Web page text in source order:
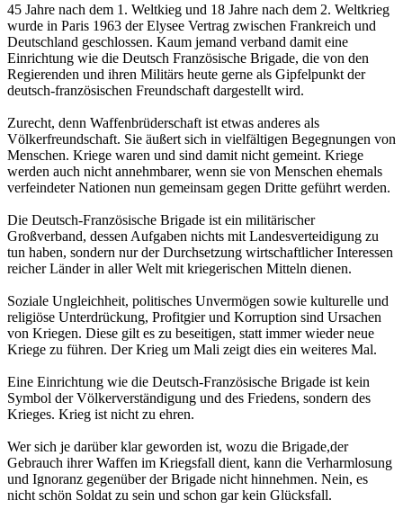
45 Jahre nach dem 1. Weltkieg und 18 Jahre nach dem 2. Weltkrieg
wurde in Paris 1963 der Elysee Vertrag zwischen Frankreich und
Deutschland geschlossen. Kaum jemand verband damit eine
Einrichtung wie die Deutsch Französische Brigade, die von den
Regierenden und ihren Militärs heute gerne als Gipfelpunkt der
deutsch-französischen Freundschaft dargestellt wird.
Zurecht, denn Waffenbrüderschaft ist etwas anderes als
Völkerfreundschaft. Sie äußert sich in vielfältigen Begegnungen von
Menschen. Kriege waren und sind damit nicht gemeint. Kriege
werden auch nicht annehmbarer, wenn sie von Menschen ehemals
verfeindeter Nationen nun gemeinsam gegen Dritte geführt werden.
Die Deutsch-Französische Brigade ist ein militärischer
Großverband, dessen Aufgaben nichts mit Landesverteidigung zu
tun haben, sondern nur der Durchsetzung wirtschaftlicher Interessen
reicher Länder in aller Welt mit kriegerischen Mitteln dienen.
Soziale Ungleichheit, politisches Unvermögen sowie kulturelle und
religiöse Unterdrückung, Profitgier und Korruption sind Ursachen
von Kriegen. Diese gilt es zu beseitigen, statt immer wieder neue
Kriege zu führen. Der Krieg um Mali zeigt dies ein weiteres Mal.
Eine Einrichtung wie die Deutsch-Französische Brigade ist kein
Symbol der Völkerverständigung und des Friedens, sondern des
Krieges. Krieg ist nicht zu ehren.
Wer sich je darüber klar geworden ist, wozu die Brigade,der
Gebrauch ihrer Waffen im Kriegsfall dient, kann die Verharmlosung
und Ignoranz gegenüber der Brigade nicht hinnehmen. Nein, es
nicht schön Soldat zu sein und schon gar kein Glücksfall.